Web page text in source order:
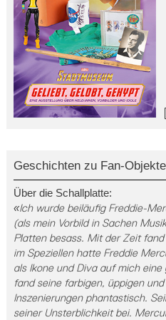
Geschichten zu Fan-
Über die Schallplatte:
«Ich wurde beiläufig Freddie-
(als mein Vorbild in Sachen
Platten besass. Mit der Zeit
im Speziellen hatte Freddie
als Ikone und Diva auf mich
fand seine farbigen, üppigen
Inszenierungen phantastisch.
seiner Unsterblichkeit bei.